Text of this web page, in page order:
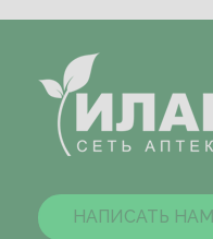
НАПИСАТЬ НАМ